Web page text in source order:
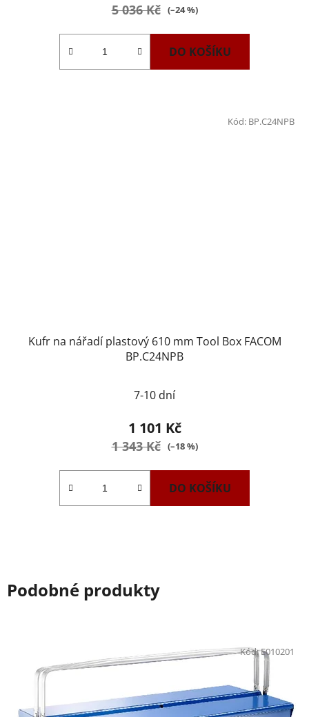
5 036 Kč (–24 %)
DO KOŠÍKU
Kufr na nářadí plastový 610 mm Tool Box FACOM
BP.C24NPB
7-10 dní
1 101 Kč
1 343 Kč (–18 %)
DO KOŠÍKU
Kód: BP.C24NPB
Podobné produkty
Kód:E010201